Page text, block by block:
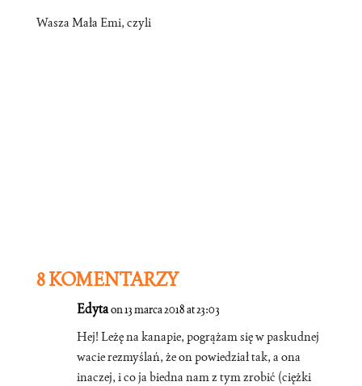
Wasza Mała Emi, czyli
8 KOMENTARZY
Edytaon 13 marca 2018 at 23:03
Hej! Leżę na kanapie, pogrążam się w paskudnej
wacie rezmyślań, że on powiedział tak, a ona
inaczej, i co ja biedna nam z tym zrobić (ciężki